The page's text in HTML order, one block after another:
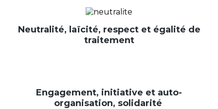
Neutralité, laïcité, respect et égalité de
traitement
Engagement, initiative et auto-
organisation, solidarité